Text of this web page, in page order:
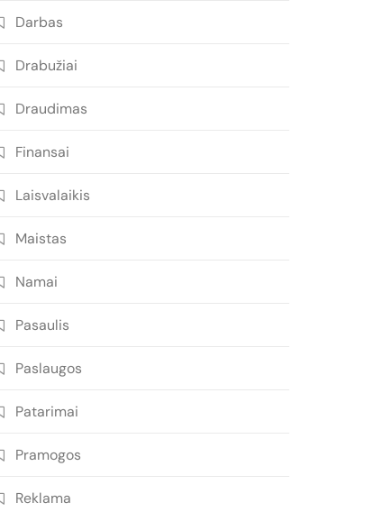
Darbas
Drabužiai
Draudimas
Finansai
Laisvalaikis
Maistas
Namai
Pasaulis
Paslaugos
Patarimai
Pramogos
Reklama